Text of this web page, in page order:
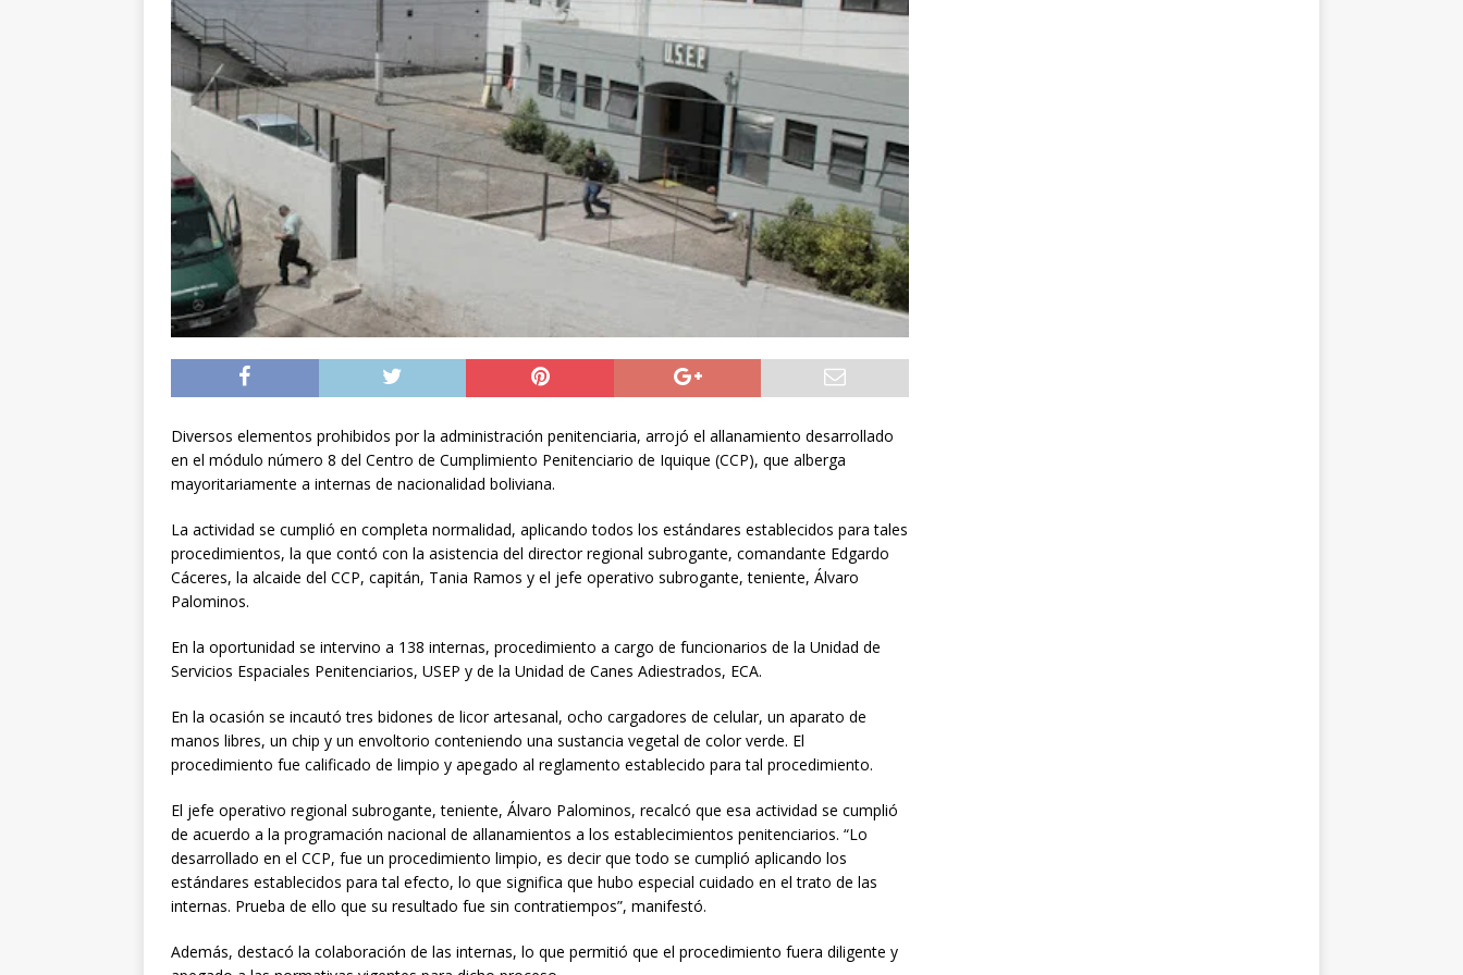
preventiva en la región
POLICIAL
[ 06/08/2026 ] El papa León XIV viajará a Uruguay, Argentina y Perú del 6 al 17 de
noviembre
INTERNACIONAL
[ 07/08/2026 ]
Diputado Jofré oficia a la SCJ para fiscalizar el impacto fiscal en la
Municipalidad y el GORE Tarapacá
DEPORTES
Diversos elementos prohibidos por la administración penitenciaria, arrojó el allanamiento desarrollado
en el módulo número 8 del Centro de Cumplimiento Penitenciario de Iquique (CCP), que alberga
mayoritariamente a internas de nacionalidad boliviana.
La actividad se cumplió en completa normalidad, aplicando todos los estándares establecidos para tales
procedimientos, la que contó con la asistencia del director regional subrogante, comandante Edgardo
Cáceres, la alcaide del CCP, capitán, Tania Ramos y el jefe operativo subrogante, teniente, Álvaro
Palominos.
En la oportunidad se intervino a 138 internas, procedimiento a cargo de funcionarios de la Unidad de
Servicios Espaciales Penitenciarios, USEP y de la Unidad de Canes Adiestrados, ECA.
En la ocasión se incautó tres bidones de licor artesanal, ocho cargadores de celular, un aparato de
manos libres, un chip y un envoltorio conteniendo una sustancia vegetal de color verde. El
procedimiento fue calificado de limpio y apegado al reglamento establecido para tal procedimiento.
El jefe operativo regional subrogante, teniente, Álvaro Palominos, recalcó que esa actividad se cumplió
de acuerdo a la programación nacional de allanamientos a los establecimientos penitenciarios. “Lo
desarrollado en el CCP, fue un procedimiento limpio, es decir que todo se cumplió aplicando los
estándares establecidos para tal efecto, lo que significa que hubo especial cuidado en el trato de las
internas. Prueba de ello que su resultado fue sin contratiempos”, manifestó.
Además, destacó la colaboración de las internas, lo que permitió que el procedimiento fuera diligente y